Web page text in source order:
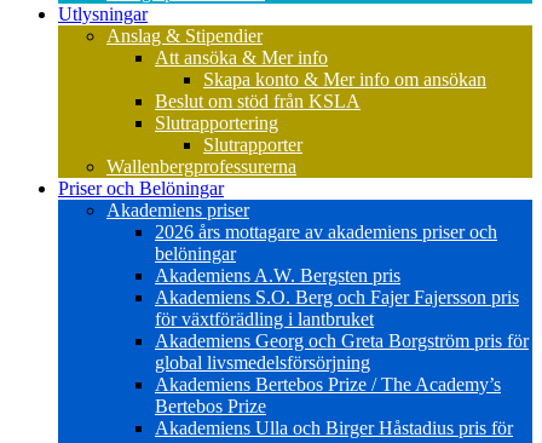
Utlysningar
Anslag & Stipendier
Att ansöka & Mer info
Skapa konto & Mer info om ansökan
Beslut om stöd från KSLA
Slutrapportering
Slutrapporter
Wallenbergprofessurerna
Priser och Belöningar
Akademiens priser
2026 års mottagare av akademiens priser och
belöningar
Akademiens A.W. Bergsten pris
Akademiens S.O. Berg och Fajer Fajersson pris
för växtförädling i lantbruket
Akademiens Georg och Greta Borgström pris för
global livsmedelsförsörjning
Akademiens Bertebos Prize / The Academy’s
Bertebos Prize
Akademiens Ulla och Birger Håstadius pris för